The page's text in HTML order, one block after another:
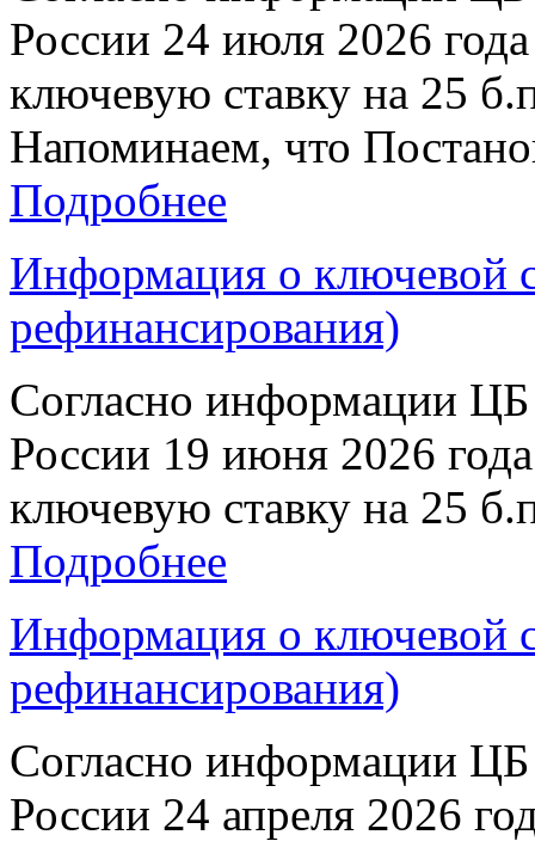
России 24 июля 2026
ключевую ставку на 25
Напоминаем, что
Подробнее
Информация о ключевой
рефинансирования)
Согласно информации
России 19 июня 2026
ключевую ставку на 25
Подробнее
Информация о ключевой
рефинансирования)
Согласно информации
России 24 апреля 2026